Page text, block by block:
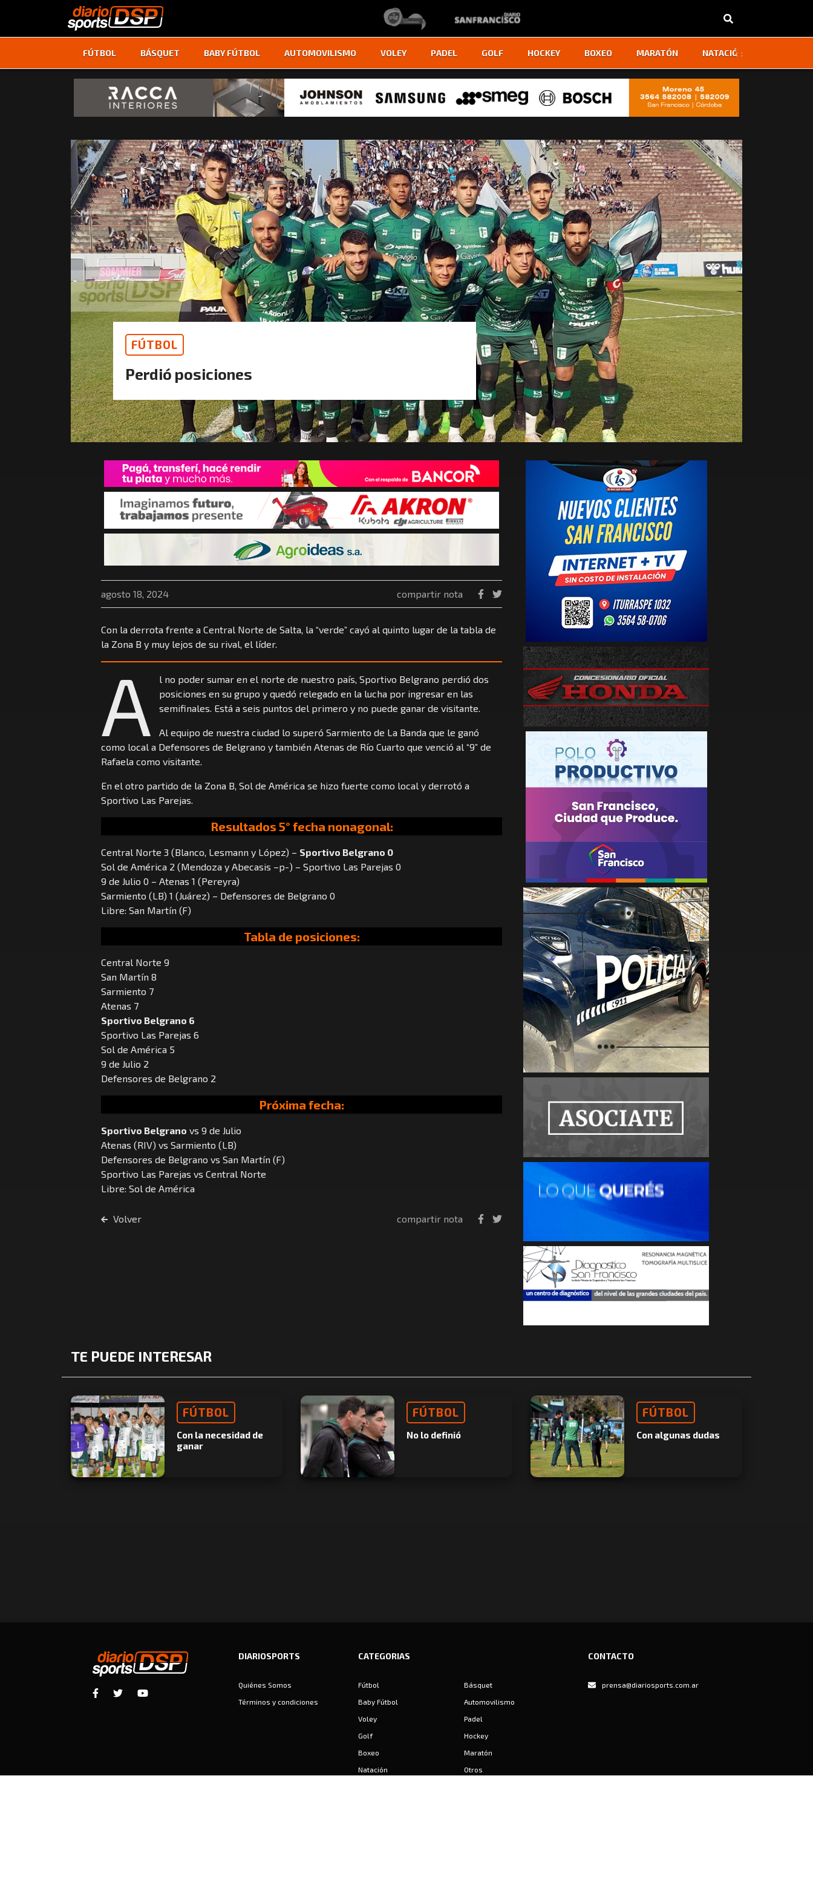
FÚTBOL BÁSQUET BABY FÚTBOL AUTOMOVILISMO VOLEY PADEL GOLF HOCKEY BOXEO MARATÓN NATACIÓN
‹ ›
FÚTBOL
Perdió posiciones
agosto 18, 2024 compartir nota
Con la derrota frente a Central Norte de Salta, la “verde” cayó al quinto lugar de la tabla de
la Zona B y muy lejos de su rival, el líder.
A
l no poder sumar en el norte de nuestro país, Sportivo Belgrano perdió dos
posiciones en su grupo y quedó relegado en la lucha por ingresar en las
semifinales. Está a seis puntos del primero y no puede ganar de visitante.
Al equipo de nuestra ciudad lo superó Sarmiento de La Banda que le ganó
como local a Defensores de Belgrano y también Atenas de Río Cuarto que venció al “9” de
Rafaela como visitante.
En el otro partido de la Zona B, Sol de América se hizo fuerte como local y derrotó a
Sportivo Las Parejas.
Resultados 5° fecha nonagonal:
Central Norte 3 (Blanco, Lesmann y López) – Sportivo Belgrano 0
Sol de América 2 (Mendoza y Abecasis –p-) – Sportivo Las Parejas 0
9 de Julio 0 – Atenas 1 (Pereyra)
Sarmiento (LB) 1 (Juárez) – Defensores de Belgrano 0
Libre: San Martín (F)
Tabla de posiciones:
Central Norte 9
San Martín 8
Sarmiento 7
Atenas 7
Sportivo Belgrano 6
Sportivo Las Parejas 6
Sol de América 5
9 de Julio 2
Defensores de Belgrano 2
Próxima fecha:
Sportivo Belgrano vs 9 de Julio
Atenas (RIV) vs Sarmiento (LB)
Defensores de Belgrano vs San Martín (F)
Sportivo Las Parejas vs Central Norte
Libre: Sol de América
Volver compartir nota
TE PUEDE INTERESAR
FÚTBOL
Con la necesidad de
ganar
FÚTBOL
No lo definió
FÚTBOL
Con algunas dudas
DIARIOSPORTS
Quiénes Somos
Términos y condiciones
CATEGORIAS
Fútbol
Básquet
Baby Fútbol
Automovilismo
Voley
Padel
Golf
Hockey
Boxeo
Maratón
Natación
Otros
CONTACTO
prensa@diariosports.com.ar